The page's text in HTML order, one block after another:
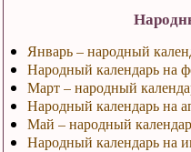
Январь – народный
Народный календарь на
Март – народный
Народный календарь на
Май – народный
Народный календарь на